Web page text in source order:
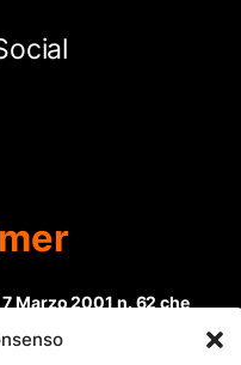
Marzo 2001 n. 62 che
di “Informazione